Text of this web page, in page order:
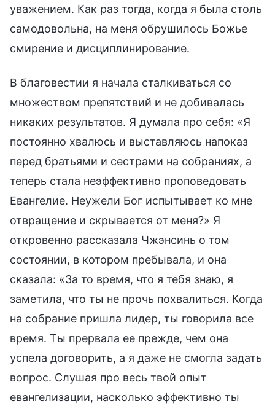
уважением. Как раз тогда, когда я была столь
самодовольна, на меня обрушилось Божье
смирение и дисциплинирование.
В благовестии я начала сталкиваться со
множеством препятствий и не добивалась
никаких результатов. Я думала про себя: «Я
постоянно хвалюсь и выставляюсь напоказ
перед братьями и сестрами на собраниях, а
теперь стала неэффективно проповедовать
Евангелие. Неужели Бог испытывает ко мне
отвращение и скрывается от меня?» Я
откровенно рассказала Чжэнсинь о том
состоянии, в котором пребывала, и она
сказала: «За то время, что я тебя знаю, я
заметила, что ты не прочь похвалиться. Когда
на собрание пришла лидер, ты говорила все
время. Ты прервала ее прежде, чем она
успела договорить, а я даже не смогла задать
вопрос. Слушая про весь твой опыт
евангелизации, насколько эффективно ты